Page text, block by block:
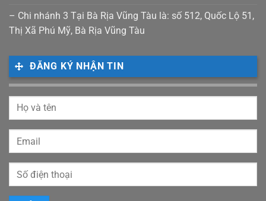
– Chi nhánh 3 Tại Bà Rịa Vũng Tàu là: số 512, Quốc Lộ 51,
Thị Xã Phú Mỹ, Bà Rịa Vũng Tàu
ĐĂNG KÝ NHẬN TIN